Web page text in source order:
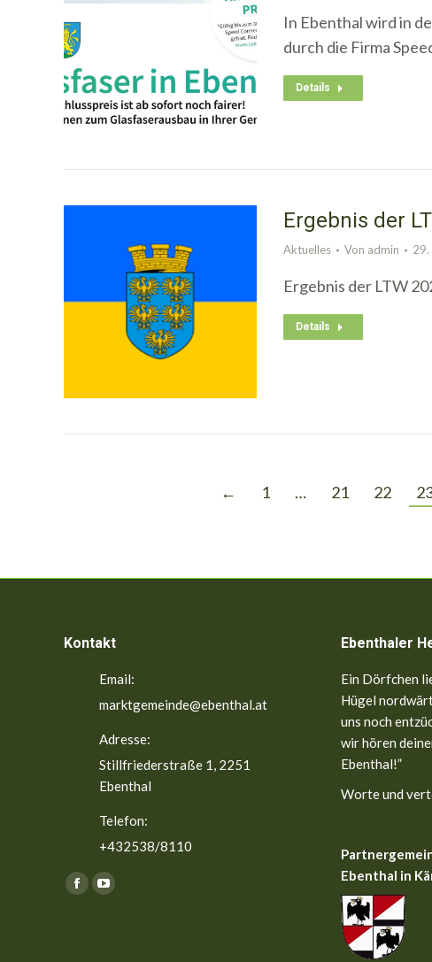
In Ebenthal wird in
durch die Firma
Details
Ergebnis der
Aktuelles Von admin 29.
Ergebnis der LTW
Details
← 1 … 21 22
Kontakt
Email:
marktgemeinde@ebenthal.at
Adresse:
Stillfriederstraße 1, 2251
Ebenthal
Telefon:
+432538/8110
Finden Sie uns auf:
FacebookYouTube
Ebenthaler
Ein Dörfchen
Hügel
uns noch
wir hören
Ebenthal!”
Worte und
Ebenthal in